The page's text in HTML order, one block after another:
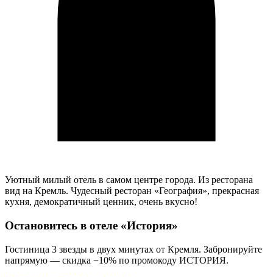
Уютный милый отель в самом центре города. Из ресторана
вид на Кремль. Чудесный ресторан «География», прекрасная
кухня, демократичный ценник, очень вкусно!
Остановитесь в отеле «История»
Гостиница 3 звезды в двух минутах от Кремля. Забронируйте
напрямую — скидка −10% по промокоду ИСТОРИЯ.